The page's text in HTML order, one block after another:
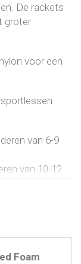
De rackets
groter
voor een
van 6-9
van 10-12
Foam